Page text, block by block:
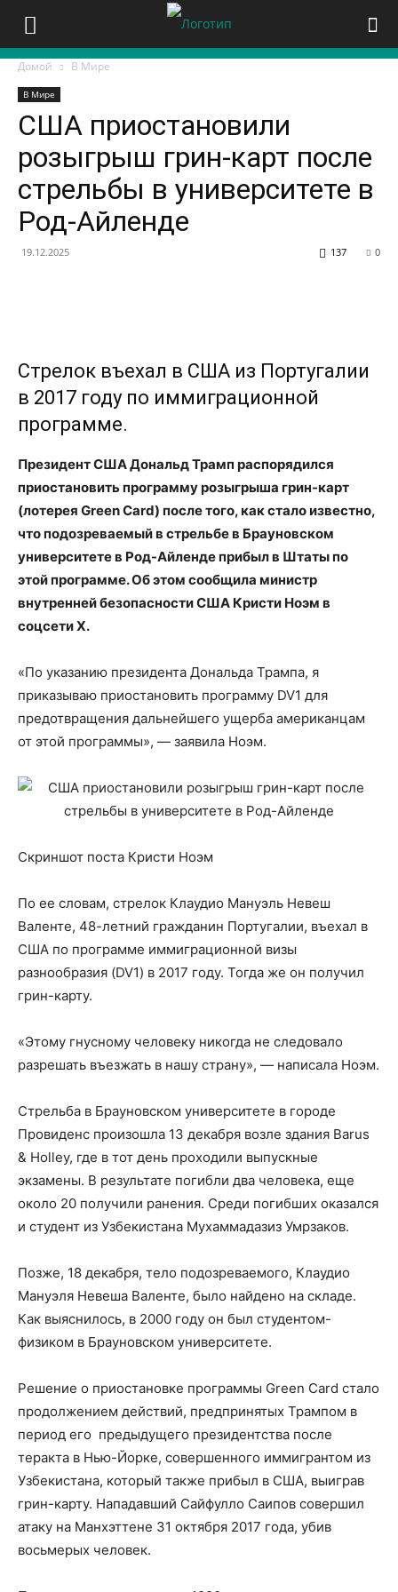
Домой В Мире
В Мире
США приостановили
розыгрыш грин-карт после
стрельбы в университете в
Род-Айленде
19.12.2025 0
137
Стрелок въехал в США из Португалии
в 2017 году по иммиграционной
программе.
Президент США Дональд Трамп распорядился
приостановить программу розыгрыша грин-карт
(лотерея Green Card) после того, как стало известно,
что подозреваемый в стрельбе в Брауновском
университете в Род-Айлендеприбыл в Штаты по
этой программе. Об этом сообщила министр
внутренней безопасности США Кристи Ноэм в
соцсети Х.
«По указанию президента Дональда Трампа, я
приказываю приостановить программу DV1 для
предотвращения дальнейшего ущерба американцам
от этой программы», — заявила Ноэм.
Скриншот поста Кристи Ноэм
По ее словам, стрелок Клаудио Мануэль Невеш
Валенте, 48-летний гражданин Португалии, въехал в
США по программе иммиграционной визы
разнообразия (DV1) в 2017 году. Тогда же он получил
грин-карту.
«Этому гнусному человеку никогда не следовало
разрешать въезжать в нашу страну», — написала Ноэм.
Стрельба в Брауновском университете в городе
Провиденс произошла 13 декабря возле здания Barus
& Holley, где в тот день проходили выпускные
экзамены. В результате погибли два человека, еще
около 20 получили ранения. Среди погибших оказался
и студент из Узбекистана Мухаммадазиз Умрзаков.
Позже, 18 декабря, тело подозреваемого, Клаудио
Мануэля Невеша Валенте, было найдено на складе.
Как выяснилось, в 2000 году он был студентом-
физиком в Брауновском университете.
Решение о приостановке программы Green Card стало
продолжением действий, предпринятых Трампом в
период его предыдущего президентства после
теракта в Нью-Йорке, совершенного иммигрантом из
Узбекистана, который также прибыл в США, выиграв
грин-карту. Нападавший Сайфулло Саипов совершил
атаку на Манхэттене 31 октября 2017 года, убив
восьмерых человек.